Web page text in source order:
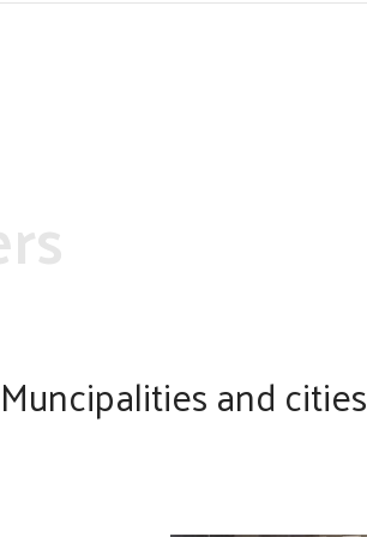
Muncipalities and cities